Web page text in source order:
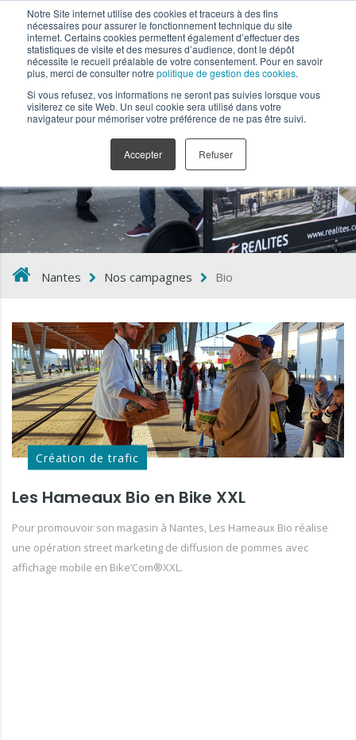
Notre Site internet utilise des cookies et traceurs à des fins
nécessaires pour assurer le fonctionnement technique du site
internet. Certains cookies permettent également d’effectuer des
statistiques de visite et des mesures d’audience, dont le dépôt
nécessite le recueil préalable de votre consentement. Pour en savoir
plus, merci de consulter notre politique de gestion des cookies.
Si vous refusez, vos informations ne seront pas suivies lorsque vous
visiterez ce site Web. Un seul cookie sera utilisé dans votre
navigateur pour mémoriser votre préférence de ne pas être suivi.
Accepter Refuser
Bio
Nantes Nos campagnes Bio
Création de trafic
Les Hameaux Bio en Bike XXL
Pour promouvoir son magasin à Nantes, Les Hameaux Bio réalise
une opération street marketing de diffusion de pommes avec
affichage mobile en Bike’Com®XXL.